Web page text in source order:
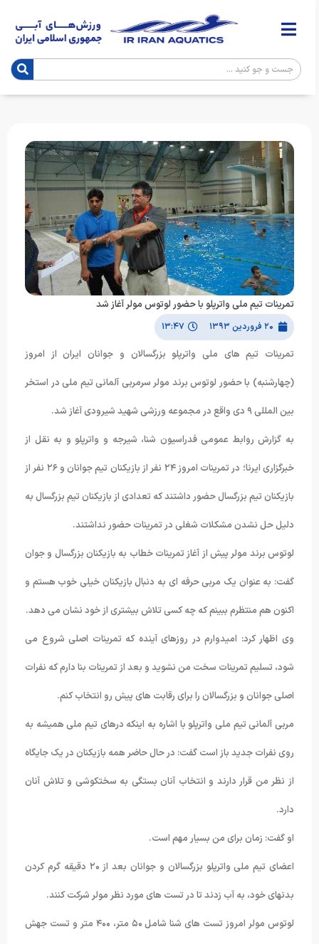
تمرینات تیم ملی واترپلو با حضور لوتوس مولر آغاز شد
۲۰ فروردین ۱۳۹۳ ۱۳:۴۷
تمرینات تیم های ملی واترپلو بزرگسالان و جوانان ایران از امروز
(چهارشنبه) با حضور لوتوس برند مولر سرمربی آلمانی تیم ملی در استخر
بین المللی ۹ دی واقع در مجموعه ورزشی شهید شیرودی آغاز شد.
به گزارش روابط عمومی فدراسیون شنا، شیرجه و واترپلو و به نقل از
خبرگزاری ایرنا؛ در تمرینات امروز ۲۴ نفر از بازیکنان تیم جوانان و ۲۶ نفر از
بازیکنان تیم بزرگسال حضور داشتند که تعدادی از بازیکنان تیم بزرگسال به
دلیل حل نشدن مشکلات شغلی در تمرینات حضور نداشتند.
لوتوس برند مولر پیش از آغاز تمرینات خطاب به بازیکنان بزرگسال و جوان
گفت: به عنوان یک مربی حرفه ای به دنبال بازیکنان خیلی خوب هستم و
اکنون هم منتظرم ببینم که چه کسی تلاش بیشتری از خود نشان می دهد.
وی اظهار کرد: امیدوارم در روزهای آینده که تمرینات اصلی شروع می
شود، تسلیم تمرینات سخت من نشوید و بعد از تمرینات بنا دارم که نفرات
اصلی جوانان و بزرگسالان را برای رقابت های پیش رو انتخاب کنم.
مربی آلمانی تیم ملی واترپلو با اشاره به اینکه درهای تیم ملی همیشه به
روی نفرات جدید باز است گفت: در حال حاضر همه بازیکنان در یک جایگاه
از نظر من قرار دارند و انتخاب آنان بستگی به سختکوشی و تلاش آنان
دارد.
او گفت: زمان برای من بسیار مهم است.
اعضای تیم ملی واترپلو بزرگسالان و جوانان بعد از ۲۰ دقیقه گرم کردن
بدنهای خود، به آب زدند تا در تست های مورد نظر مولر شرکت کنند.
لوتوس مولر امروز تست های شنا شامل ۵۰ متر، ۴۰۰ متر و تست جهش